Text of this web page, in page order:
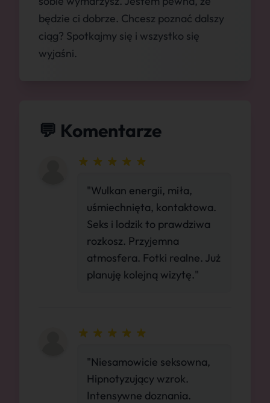
będzie ci dobrze. Chcesz poznać dalszy
ciąg? Spotkajmy się i wszystko się
wyjaśni.
💬 Komentarze
"Wulkan energii, miła,
uśmiechnięta, kontaktowa.
Seks i lodzik to prawdziwa
rozkosz. Przyjemna
atmosfera. Fotki realne. Już
planuję kolejną wizytę."
"Niesamowicie seksowna,
Hipnotyzujący wzrok.
Intensywne doznania.